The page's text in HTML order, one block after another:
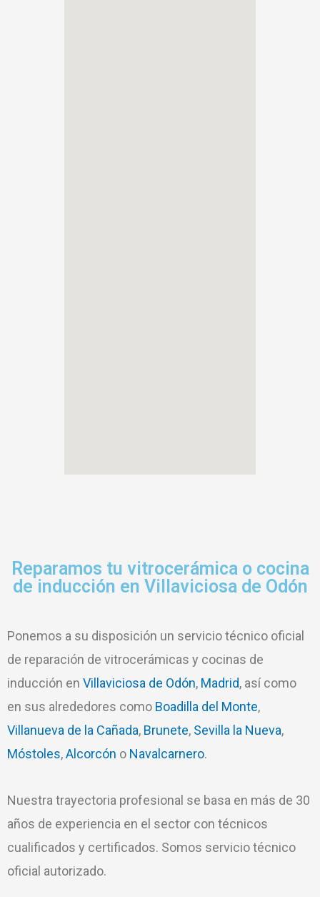
Reparamos tu vitrocerámica o cocina
de inducción en Villaviciosa de Odón
Ponemos a su disposición un servicio técnico oficial
de reparación de vitrocerámicas y cocinas de
inducción en Villaviciosa de Odón, Madrid, así como
en sus alrededores como Boadilla del Monte,
Villanueva de la Cañada, Brunete, Sevilla la Nueva,
Móstoles,Alcorcón o Navalcarnero.
Nuestra trayectoria profesional se basa en más de 30
años de experiencia en el sector con técnicos
cualificados y certificados. Somos servicio técnico
oficial autorizado.